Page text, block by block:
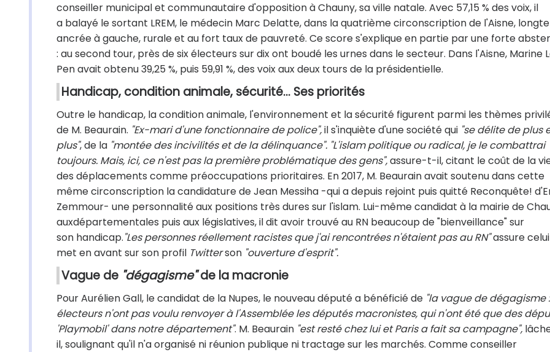
conseiller municipal et communautaire d'opposition à Chauny, sa ville natale. Avec 57,15 % des voix, il
a balayé le sortant LREM, le médecin Marc Delatte, dans la quatrième circonscription de l'Aisne,
ancrée à gauche, rurale et au fort taux de pauvreté. Ce score s'explique en partie par une forte
: au second tour, près de six électeurs sur dix ont boudé les urnes dans le secteur. Dans l'Aisne, Marine
Pen avait obtenu 39,25 %, puis 59,91 %, des voix aux deux tours de la présidentielle.
Handicap, condition animale, sécurité... Ses priorités
Outre le handicap, la condition animale, l'environnement et la sécurité figurent parmi les thèmes
de M. Beaurain. "Ex-mari d'une fonctionnaire de police",il s'inquiète d'une société qui "se délite de plus
plus", de la "montée des incivilités et de la délinquance". "L'islam politique ou radical, je le combattrai
toujours. Mais, ici, ce n'est pas la première problématique des gens",assure-t-il, citant le coût de la
des déplacements comme préoccupations prioritaires. En 2017, M. Beaurain avait soutenu dans cette
même circonscription la candidature de Jean Messiha -qui a depuis rejoint puis quitté Reconquête!
Zemmour- une personnalité aux positions très dures sur l'islam. Lui-même candidat à la mairie de
auxdépartementales puis aux législatives, il dit avoir trouvé au RN beaucoup de "bienveillance" sur
son handicap."Les personnes réellement racistes que j'ai rencontrées n'étaient pas au RN"assure
met en avant sur son profil Twitterson "ouverture d'esprit".
Vague de "dégagisme"de la macronie
Pour Aurélien Gall, le candidat de la Nupes, le nouveau député a bénéficié de "la vague de dégagisme
électeurs n'ont pas voulu renvoyer à l'Assemblée les députés macronistes, qui n'ont été que des
'Playmobil' dans notre département". M. Beaurain "est resté chez lui et Paris a fait sa campagne",
il, soulignant qu'il n'a organisé ni réunion publique ni tractage sur les marchés. Comme conseiller